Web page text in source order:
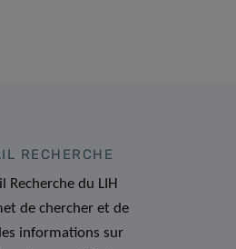
RECHERCHE
Recherche du LIH
de chercher et de
informations sur